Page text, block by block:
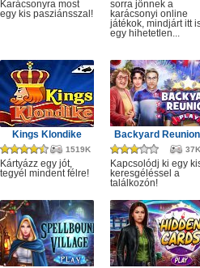
Karácsonyra most
egy kis pasziánsszal!
sorra jönnek a
karácsonyi online
játékok, mindjárt itt
egy hihetetlen...
Kings Klondike
1519K
Kártyázz egy jót,
tegyél mindent félre!
Backyard Reunion
37K
Kapcsolódj ki egy
keresgéléssel a
találkozón!